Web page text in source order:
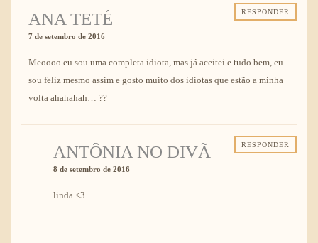
RESPONDER
ANA TETÉ
7 de setembro de 2016
Meoooo eu sou uma completa idiota, mas já aceitei e tudo bem, eu
sou feliz mesmo assim e gosto muito dos idiotas que estão a minha
volta ahahahah… ??
RESPONDER
ANTÔNIA NO DIVÃ
8 de setembro de 2016
linda <3